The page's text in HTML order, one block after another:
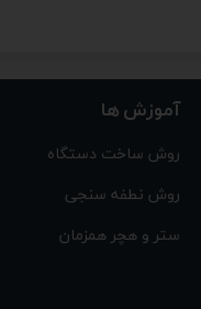
آموزش ها
روش ساخت دستگاه
روش نطفه سنجی
ستر و هچر همزمان